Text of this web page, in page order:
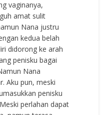
vaginanya,
amat sulit
Nana justru
kedua belah
didorong ke arah
penisku bagai
Nana
Aku pun, meski
penisku
perlahan dapat